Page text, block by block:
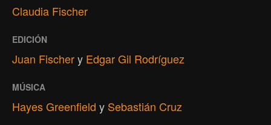
Claudia Fischer
EDICIÓN
Juan Fischery Edgar Gil Rodríguez
MÚSICA
Hayes Greenfield y Sebastián Cruz